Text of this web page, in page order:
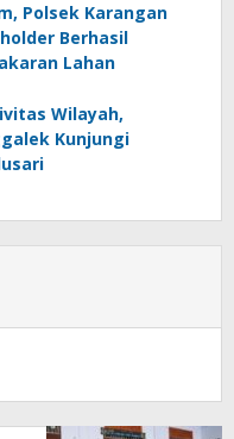
Polsek Karangan
Berhasil
Lahan
Wilayah,
Kunjungi